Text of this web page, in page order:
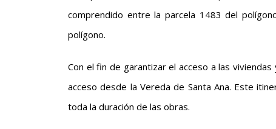
comprendido entre la parcela 1483 del
polígono.
Con el fin de garantizar el acceso a las
acceso desde la Vereda de Santa Ana. Este
toda la duración de las obras.